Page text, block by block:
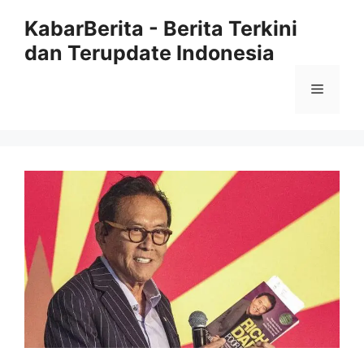
KabarBerita - Berita Terkini
dan Terupdate Indonesia
Menu